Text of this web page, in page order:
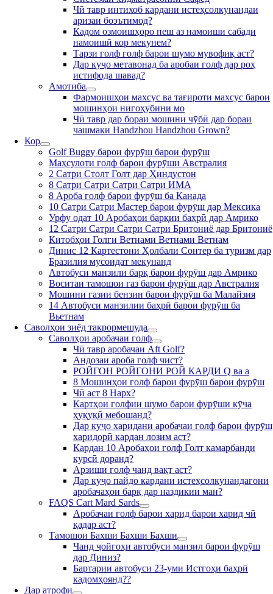
Чӣ тавр интихоб кардани истеҳсолкунандаи
аризаи боэътимод?
Кадом озмоишҳоро пеш аз намоиши сабади
намоишӣ кор мекунем?
Тарзи голф голф барои шумо мувофиқ аст?
Дар куҷо метавонад ба аробаи голф дар роҳ
истифода шавад?
Амотиба
Фармоишҳои махсус ва тағироти махсус барои
мошинҳои нигоҳубини мо
Чӣ тавр дар бораи мошини чӯбӣ дар бораи
чашмаки Handzhou Handzhou Grown?
Кор
Golf Buggy барои фурӯш барои фурӯш
Маҳсулоти голф барои фурӯши Австралия
2 Сатри Столт Голт дар Ҳиндустон
8 Сатри Сатри Сатри Сатри ИМА
8 Ароба голф барои фурӯш ба Канада
10 Сатри Сатри Мастер барои фурӯш дар Мексика
Урфу одат 10 Аробаҳои барқии баҳрӣ дар Амрико
12 Сатри Сатри Сатри Сатри Бритониё дар Бритониё
Китобҳои Голги Ветнами Ветнами Ветнам
Динис 12 Картестони Ҳолбали Сонтер ба туризм дар
Бразилия мусоидат мекунанд
Автобуси манзили барқ барои фурӯш дар Амрико
Воситаи тамошои газ барои фурӯш дар Австралия
Мошини газии бензин барои фурӯш ба Малайзия
14 Автобуси манзилии баҳрӣ барои фурӯш ба
Вьетнам
Саволҳои зиёд такрормешуда
Саволҳои аробачаи голф
Чӣ тавр аробачаи Aft Golf?
Андозаи ароба голф чист?
РОЙГОН РОЙГОНИ РОЙ КАРДИ Q ва а
8 Мошинҳои голф барои фурӯш барои фурӯш
Чӣ аст 8 Нарх?
Картҳои голфии шумо барои фурӯши кӯча
ҳуқуқӣ мебошанд?
Дар куҷо харидани аробачаи голф барои фурӯш
харидорӣ кардан лозим аст?
Кардан 10 Аробаҳои голф Голт камарбанди
курсӣ доранд?
Арзиши голф чанд вақт аст?
Дар куҷо пайдо кардани истеҳсолкунандагони
аробачаҳои барқ дар наздикии ман?
FAQS Cart Mard Sards
Аробачаи голф барои харид барои харид чӣ
қадар аст?
Тамошои Бахши Бахши Бахши
Чанд ҷойгоҳи автобуси манзил барои фурӯш
дар Диниз?
Бартарии автобуси 23-уми Истгоҳи баҳрӣ
кадомҳоянд??
Дар атрофи